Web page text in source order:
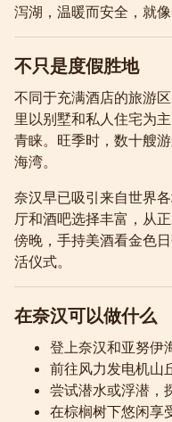
泻湖，温暖而安全，就
不只是度假胜地
不同于充满酒店的旅游
里以别墅和私人住宅为
青睐。旺季时，数十艘
海湾。
奈汉早已吸引来自世界
厅和酒吧选择丰富，从
傍晚，手持美酒看金色
活仪式。
在奈汉可以做什么
登上奈汉和亚努伊
前往风力发电机山
尝试潜水或浮潜，
在棕榈树下悠闲享